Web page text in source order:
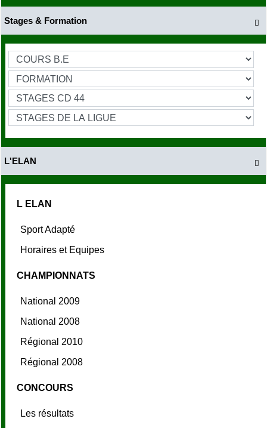

Stages & Formation

L'ELAN
L ELAN
Sport Adapté
Horaires et Equipes
CHAMPIONNATS
National 2009
National 2008
Régional 2010
Régional 2008
CONCOURS
Les résultats